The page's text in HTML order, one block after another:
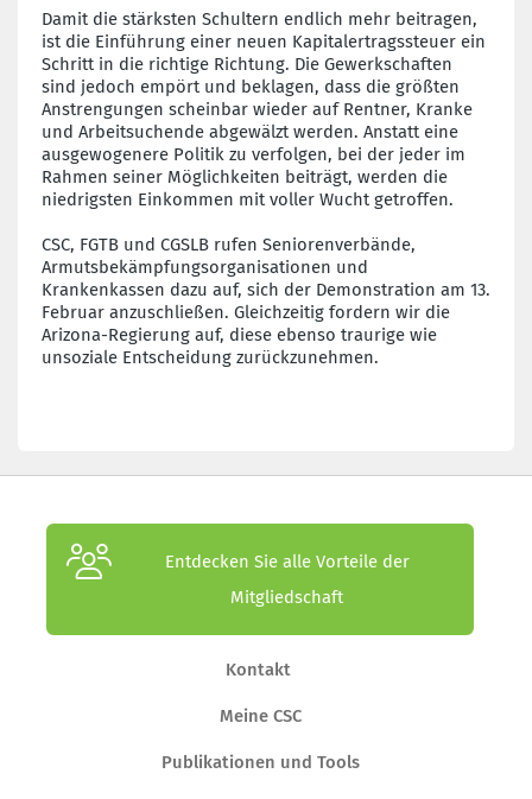
Damit die stärksten Schultern endlich mehr beitragen,
ist die Einführung einer neuen Kapitalertragssteuer ein
Schritt in die richtige Richtung. Die Gewerkschaften
sind jedoch empört und beklagen, dass die größten
Anstrengungen scheinbar wieder auf Rentner, Kranke
und Arbeitsuchende abgewälzt werden. Anstatt eine
ausgewogenere Politik zu verfolgen, bei der jeder im
Rahmen seiner Möglichkeiten beiträgt, werden die
niedrigsten Einkommen mit voller Wucht getroffen.
CSC, FGTB und CGSLB rufen Seniorenverbände,
Armutsbekämpfungsorganisationen und
Krankenkassen dazu auf, sich der Demonstration am 13.
Februar anzuschließen. Gleichzeitig fordern wir die
Arizona-Regierung auf, diese ebenso traurige wie
unsoziale Entscheidung zurückzunehmen.
Entdecken Sie alle Vorteile der
Mitgliedschaft
Kontakt
Meine CSC
Publikationen und Tools